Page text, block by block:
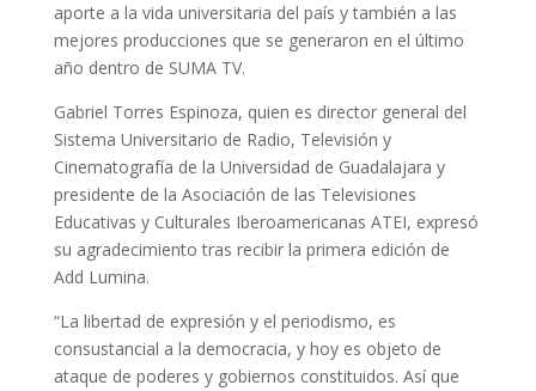
aporte a la vida universitaria del país y también a las
mejores producciones que se generaron en el último
año dentro de SUMA TV.
Gabriel Torres Espinoza, quien es director general del
Sistema Universitario de Radio, Televisión y
Cinematografía de la Universidad de Guadalajara y
presidente de la Asociación de las Televisiones
Educativas y Culturales Iberoamericanas ATEI, expresó
su agradecimiento tras recibir la primera edición de
Add Lumina.
“La libertad de expresión y el periodismo, es
consustancial a la democracia, y hoy es objeto de
ataque de poderes y gobiernos constituidos. Así que